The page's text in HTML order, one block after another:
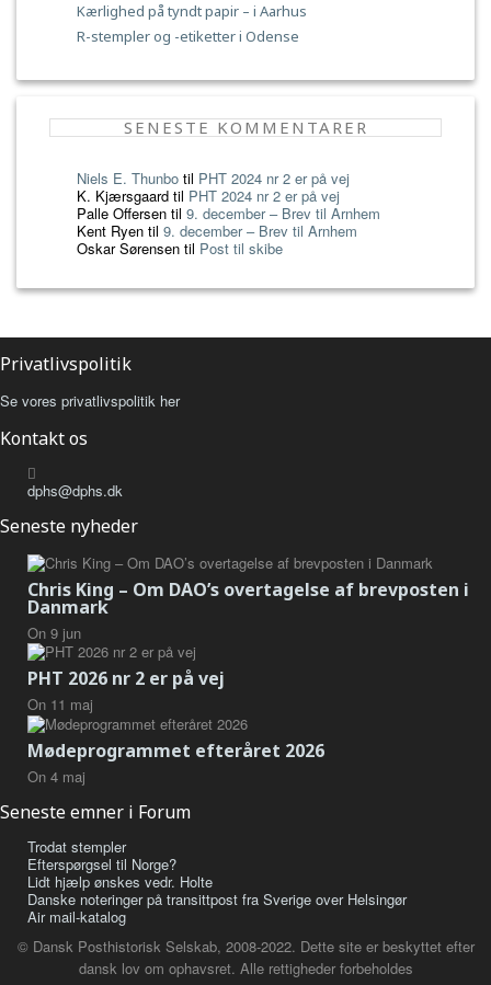
Kærlighed på tyndt papir – i Aarhus
R-stempler og -etiketter i Odense
SENESTE KOMMENTARER
Niels E. Thunbo til PHT 2024 nr 2 er på vej
K. Kjærsgaard til PHT 2024 nr 2 er på vej
Palle Offersen til 9. december – Brev til Arnhem
Kent Ryen til 9. december – Brev til Arnhem
Oskar Sørensen til Post til skibe
Privatlivspolitik
Se vores privatlivspolitik her
Kontakt os
dphs@dphs.dk
Seneste nyheder
Chris King – Om DAO’s overtagelse af brevposten i
Danmark
On 9 jun
PHT 2026 nr 2 er på vej
On 11 maj
Mødeprogrammet efteråret 2026
On 4 maj
Seneste emner i Forum
Trodat stempler
Efterspørgsel til Norge?
Lidt hjælp ønskes vedr. Holte
Danske noteringer på transittpost fra Sverige over Helsingør
Air mail-katalog
© Dansk Posthistorisk Selskab, 2008-2022. Dette site er beskyttet efter
dansk lov om ophavsret. Alle rettigheder forbeholdes